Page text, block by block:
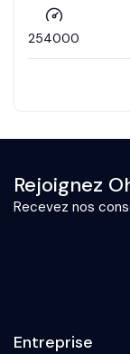
254000
Rejoignez
Recevez nos
Entreprise